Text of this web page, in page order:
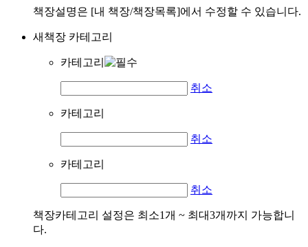
책장설명은 [내 책장/책장목록]에서 수정할 수 있습니다.
새책장 카테고리
카테고리
취소
카테고리
취소
카테고리
취소
책장카테고리 설정은 최소1개 ~ 최대3개까지 가능합니
다.